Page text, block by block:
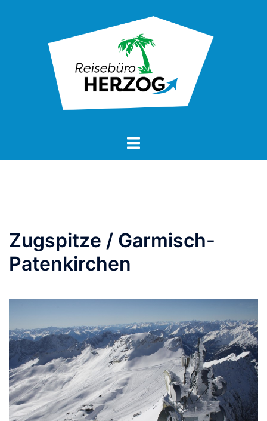
Zugspitze / Garmisch-
Patenkirchen